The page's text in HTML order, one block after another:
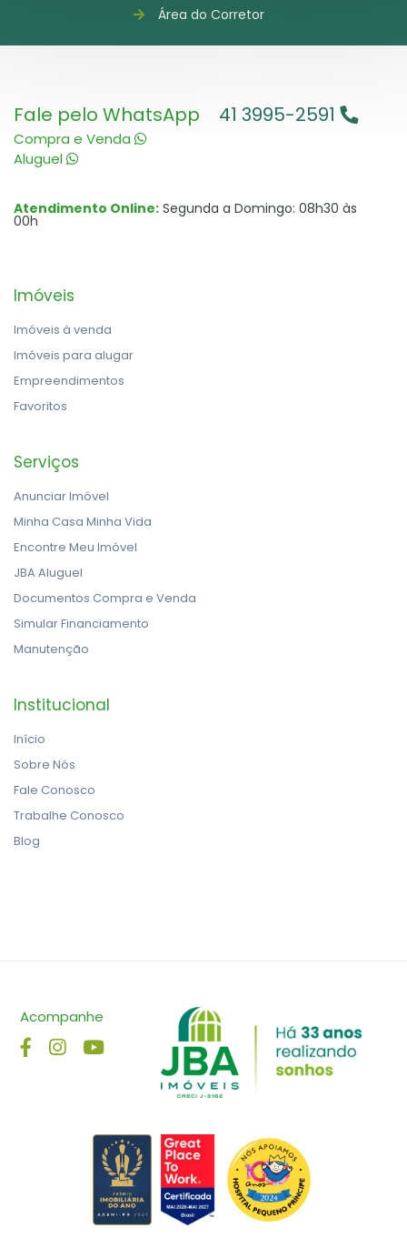
Área do Corretor
Fale pelo WhatsApp
Compra e Venda
Aluguel
41 3995-2591
Atendimento Online: Segunda a Domingo: 08h30 às
00h
Imóveis
Imóveis à venda
Imóveis para alugar
Empreendimentos
Favoritos
Serviços
Anunciar Imóvel
Minha Casa Minha Vida
Encontre Meu Imóvel
JBA Aluguel
Documentos Compra e Venda
Simular Financiamento
Manutenção
Institucional
Início
Sobre Nós
Fale Conosco
Trabalhe Conosco
Blog
Acompanhe